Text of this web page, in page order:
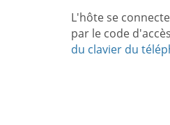
L'hôte se
par le code
du clavier du